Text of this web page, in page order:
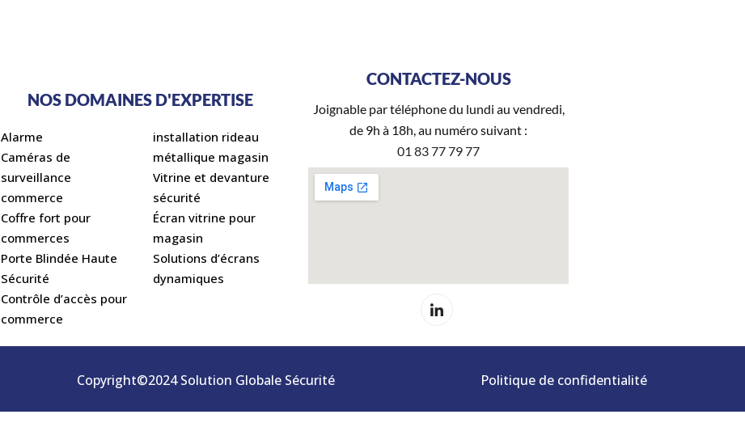
NOS DOMAINES D'EXPERTISE
Alarme
Caméras de
surveillance
commerce
Coffre fort pour
commerces
Porte Blindée Haute
Sécurité
Contrôle d’accès pour
commerce
installation rideau
métallique magasin
Vitrine et devanture
sécurité
Écran vitrine pour
magasin
Solutions d’écrans
dynamiques
CONTACTEZ-NOUS
Joignable par téléphone du lundi au vendredi,
de 9h à 18h, au numéro suivant :
01 83 77 79 77
Copyright©2024 Solution Globale Sécurité Politique de confidentialité